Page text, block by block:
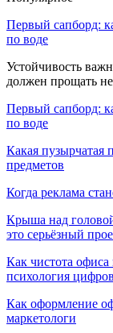
Первый сапборд:
по воде
Устойчивость
должен прощать
Первый сапборд:
по воде
Какая пузырчатая
предметов
Когда реклама
Крыша над
это серьёзный
Как чистота офиса
психология
Как оформление
маркетологи